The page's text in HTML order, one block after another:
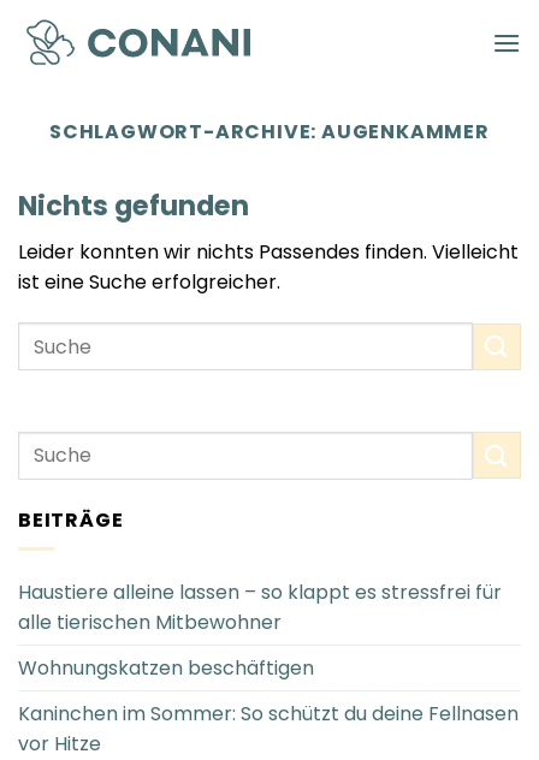
Zum
Inhalt
springen
SCHLAGWORT-ARCHIVE:AUGENKAMMER
Nichts gefunden
Leider konnten wir nichts Passendes finden. Vielleicht
ist eine Suche erfolgreicher.
BEITRÄGE
Haustiere alleine lassen – so klappt es stressfrei für
alle tierischen Mitbewohner
Wohnungskatzen beschäftigen
Kaninchen im Sommer: So schützt du deine Fellnasen
vor Hitze